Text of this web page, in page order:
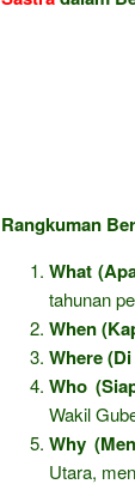
Rangkuman
What
tahunan
When
Where
Who
Wakil
Why
Utara,